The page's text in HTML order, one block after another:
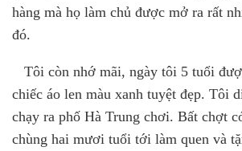
hàng mà họ làm chủ được mở ra rất
đó.
Tôi còn nhớ mãi, ngày tôi 5 tuổi
chiếc áo len màu xanh tuyệt đẹp. Tôi
chạy ra phố Hà Trung chơi. Bất chợt
chùng hai mươi tuổi tới làm quen và